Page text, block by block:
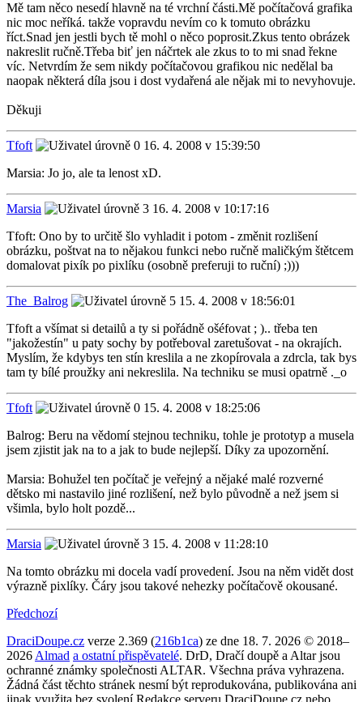
Mě tam něco nesedí hlavně na té vrchní části.Mě počítačová grafika
nic moc neříká. takže vopravdu nevím co k tomuto obrázku
říct.Snad jen jestli bych tě mohl o něco poprosit.Zkus tento obrázek
nakreslit ručně.Třeba biť jen náčrtek ale zkus to to mi snad řekne
víc. Netvrdím že sem nikdy počítačovou grafikou nic nedělal ba
naopak některá díla jsou i dost vydařená ale nějak mi to nevyhovuje.
Děkuji
Tfoft
16. 4. 2008 v 15:39:50
Marsia: Jo jo, ale ta lenost xD.
Marsia
16. 4. 2008 v 10:17:16
Tfoft: Ono by to určitě šlo vyhladit i potom - změnit rozlišení
obrázku, poštvat na to nějakou funkci nebo ručně maličkým štětcem
domalovat pixík po pixlíku (osobně preferuji to ruční) ;)))
The_Balrog
15. 4. 2008 v 18:56:01
Tfoft a všímat si detailů a ty si pořádně ošéfovat ; ).. třeba ten
"jakožestín" u paty sochy by potřeboval zaretušovat - na okrajích.
Myslím, že kdybys ten stín kreslila a ne zkopírovala a zdrcla, tak bys
tam ty bílé proužky ani nekreslila. Na techniku se musi opatrně ._o
Tfoft
15. 4. 2008 v 18:25:06
Balrog: Beru na vědomí stejnou techniku, tohle je prototyp a musela
jsem zjistit jak na to a jak to bude nejlepší. Díky za upozornění.
Marsia: Bohužel ten počítač je veřejný a nějaké malé rozverné
dětsko mi nastavilo jiné rozlišení, než bylo původně a než jsem si
všimla, bylo holt pozdě...
Marsia
15. 4. 2008 v 11:28:10
Na tomto obrázku mi docela vadí provedení. Jsou na něm vidět dost
výrazně pixlíky. Čáry jsou takové nehezky počítačově okousané.
Předchozí
DraciDoupe.cz verze 2.369 (216b1ca) ze dne 18. 7. 2026 © 2018–
2026 Almad a ostatní přispěvatelé. DrD, Dračí doupě a Altar jsou
ochranné známky společnosti ALTAR. Všechna práva vyhrazena.
Žádná část těchto stránek nesmí být reprodukována, publikována ani
jinak využita bez svolení Redakce serveru DraciDoupe.cz nebo